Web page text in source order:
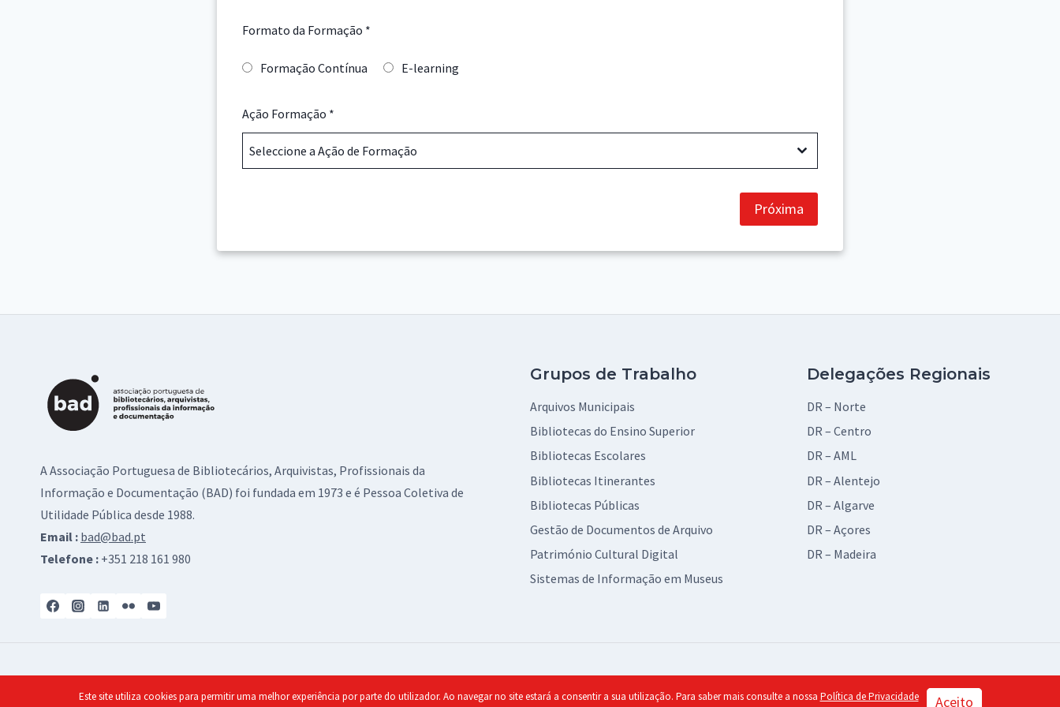
Formato da Formação *
Formação Contínua E-learning
Ação Formação *
Seleccione a Ação de Formação
Próxima
A Associação Portuguesa de Bibliotecários, Arquivistas, Profissionais da
Informação e Documentação (BAD) foi fundada em 1973 e é Pessoa Coletiva de
Utilidade Pública desde 1988.
Email : bad@bad.pt
Telefone : +351 218 161 980
Grupos de Trabalho
Arquivos Municipais
Bibliotecas do Ensino Superior
Bibliotecas Escolares
Bibliotecas Itinerantes
Bibliotecas Públicas
Gestão de Documentos de Arquivo
Património Cultural Digital
Sistemas de Informação em Museus
Delegações Regionais
DR – Norte
DR – Centro
DR – AML
DR – Alentejo
DR – Algarve
DR – Açores
DR – Madeira
© 2026 BAD Design by:
Este site utiliza cookies para permitir uma melhor experiência por parte do utilizador. Ao navegar no site estará a consentir a sua utilização. Para saber mais consulte a nossa Política de Privacidade Aceito